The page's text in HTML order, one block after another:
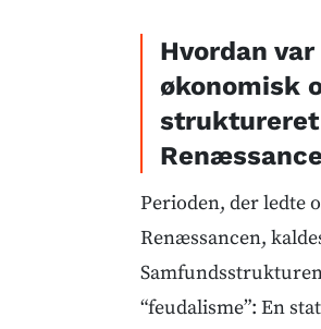
Hvordan
økonomisk
Perioden, der ledte
Renæssancen,
“feudalisme”: En